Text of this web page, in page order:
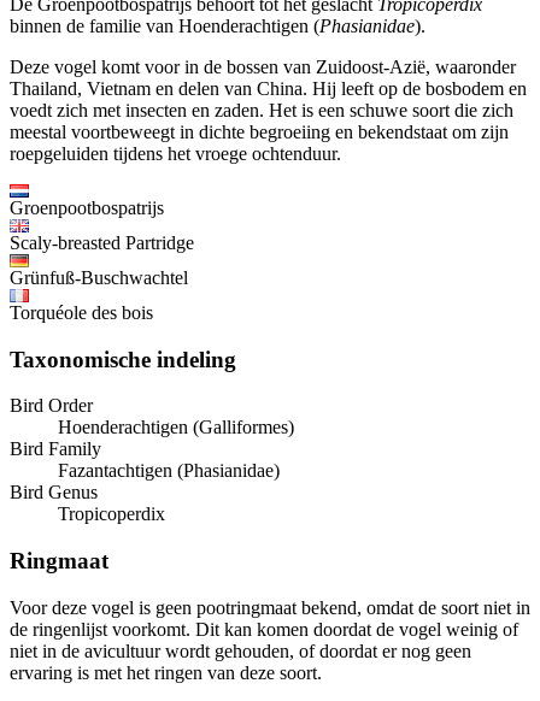
De Groenpootbospatrijs behoort tot het geslacht Tropicoperdix
binnen de familie van Hoenderachtigen (Phasianidae).
Deze vogel komt voor in de bossen van Zuidoost-Azië, waaronder
Thailand, Vietnam en delen van China. Hij leeft op de bosbodem en
voedt zich met insecten en zaden. Het is een schuwe soort die zich
meestal voortbeweegt in dichte begroeiing en bekendstaat om zijn
roepgeluiden tijdens het vroege ochtenduur.
Groenpootbospatrijs
Scaly-breasted Partridge
Grünfuß-Buschwachtel
Torquéole des bois
Taxonomische indeling
Bird Order
Hoenderachtigen (Galliformes)
Bird Family
Fazantachtigen (Phasianidae)
Bird Genus
Tropicoperdix
Ringmaat
Voor deze vogel is geen pootringmaat bekend, omdat de soort niet in
de ringenlijst voorkomt. Dit kan komen doordat de vogel weinig of
niet in de avicultuur wordt gehouden, of doordat er nog geen
ervaring is met het ringen van deze soort.